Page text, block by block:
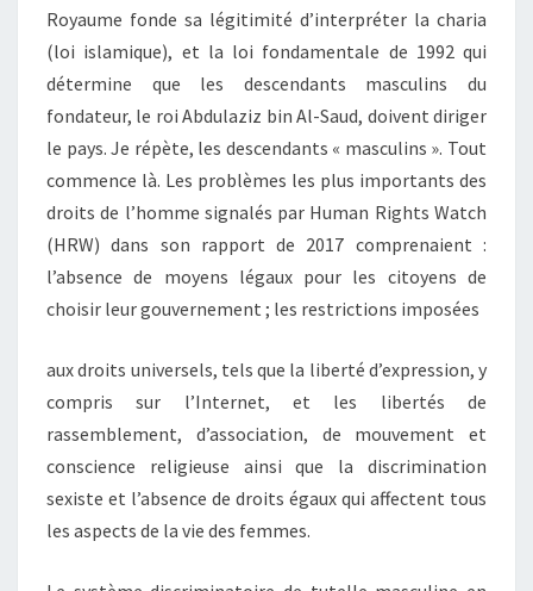
Royaume fonde sa légitimité d’interpréter la charia
(loi islamique), et la loi fondamentale de 1992 qui
détermine que les descendants masculins du
fondateur, le roi Abdulaziz bin Al-Saud, doivent diriger
le pays. Je répète, les descendants « masculins ». Tout
commence là. Les problèmes les plus importants des
droits de l’homme signalés par Human Rights Watch
(HRW) dans son rapport de 2017 comprenaient :
l’absence de moyens légaux pour les citoyens de
choisir leur gouvernement ; les restrictions imposées
aux droits universels, tels que la liberté d’expression, y
compris sur l’Internet, et les libertés de
rassemblement, d’association, de mouvement et
conscience religieuse ainsi que la discrimination
sexiste et l’absence de droits égaux qui affectent tous
les aspects de la vie des femmes.